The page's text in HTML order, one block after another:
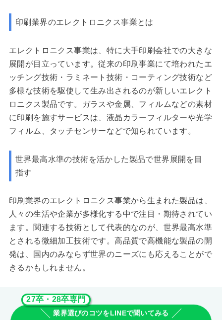
印刷業界のエレクトロニクス事業とは
エレクトロニクス事業は、特に大手印刷会社での大きな
展開が目立っています。従来の印刷事業にて培われたエ
ッチング技術・ラミネート技術・コーティング技術など
多様な技術を駆使して生み出されるのが新しいエレクト
ロニクス製品です。ガラスや金属、フィルムなどの素材
に印刷を施すサービスは、液晶カラーフィルターや光学
フィルム、タッチセンサーなどで知られています。
世界最高水準の技術を活かした製品で世界展開を目
指す
印刷業界のエレクトロニクス事業から生まれた製品は、
人々の生活や企業が多様化する中で注目・期待されてい
ます。関連する技術として代表的なのが、世界最高水準
とされる微細加工技術です。高品質で高機能な製品の開
発は、国内のみならず世界のニーズにも応えることがで
きるかもしれません。
27卒・28卒専門
業界選びのコツをLINEで聞いてみる